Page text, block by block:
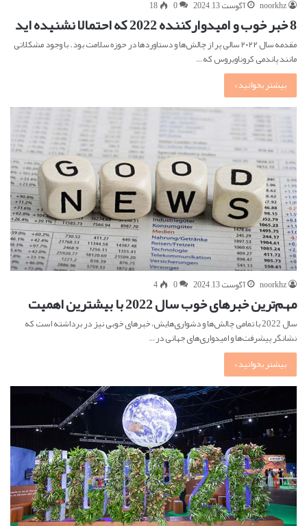
noorkhz آگوست 13, 2024 0
18
8 خبر خوب و امیدوارکننده 2022 که احتمالا نشنیده اید
مقدمه سال ۲۰۲۲ سالی پر از چالش‌ها و دستاوردها در حوزه سلامت بود. با وجود مشکلاتی
مانند پاندمی کروناویروس که…
بیشتر بخوانید »
noorkhz آگوست 13, 2024 0
4
مهم‌ترین خبرهای خوب سال 2022 با بیشترین اهمیت
سال 2022 با تمامی چالش‌ها و دشواری‌هایش، خبرهای خوبی نیز در برداشته است که
نشانگر پیشرفت‌ها و امیدواری‌های جهانی در…
بیشتر بخوانید »